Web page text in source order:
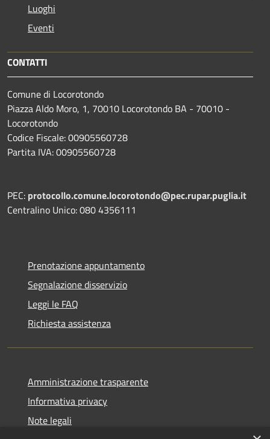
Luoghi
Eventi
CONTATTI
Comune di Locorotondo
Piazza Aldo Moro, 1, 70010 Locorotondo BA - 70010 -
Locorotondo
Codice Fiscale: 00905560728
Partita IVA: 00905560728
PEC: protocollo.comune.locorotondo@pec.rupar.puglia.it
Centralino Unico: 080 4356111
Prenotazione appuntamento
Segnalazione disservizio
Leggi le FAQ
Richiesta assistenza
Amministrazione trasparente
Informativa privacy
Note legali